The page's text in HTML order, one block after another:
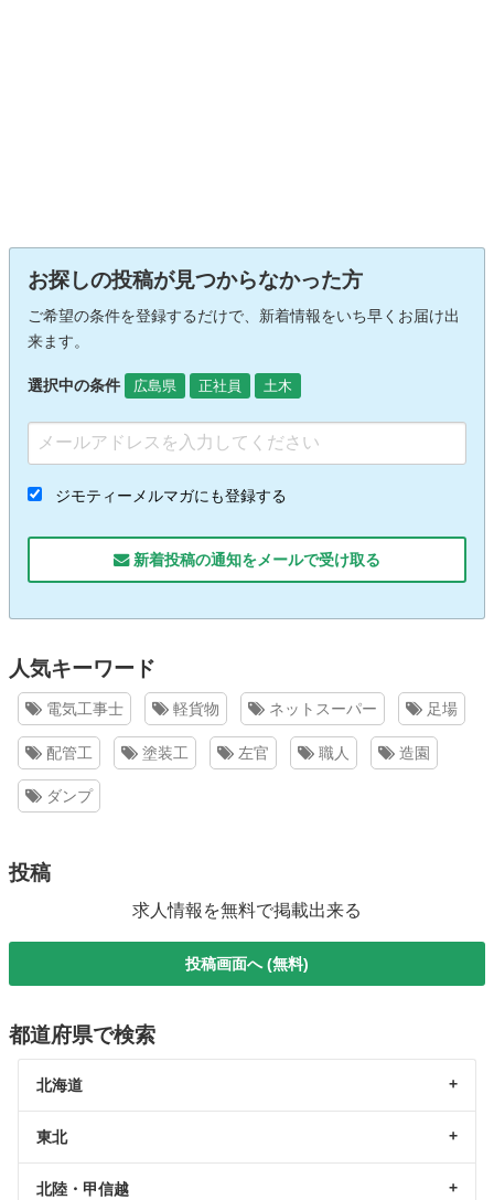
お探しの投稿が見つからなかった方
ご希望の条件を登録するだけで、新着情報をいち早くお届け出
来ます。
選択中の条件 広島県 正社員 土木
ジモティーメルマガにも登録する
新着投稿の通知をメールで受け取る
人気キーワード
電気工事士 軽貨物 ネットスーパー 足場
配管工 塗装工 左官 職人 造園
ダンプ
投稿
求人情報を無料で掲載出来る
投稿画面へ (無料)
都道府県で検索
北海道
東北
北陸・甲信越